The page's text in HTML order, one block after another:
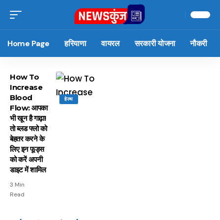
Home Page हरियाणा वायरल सरकारी योजना नौकरी
हेल्थ
How To
Increase
Blood
Flow: आपका
भी खून है गाढ़ा!
तो ब्लड फ्लो को
बेहतर करने के
लिए इन फूड्स
को करें अपनी
डाइट में शामिल
3 Min
Read
15 नवंबर से लागू होंगे